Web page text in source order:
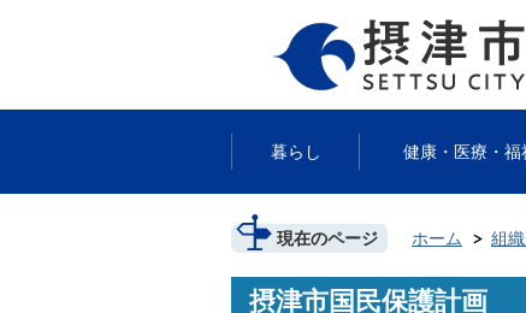
暮らし 健康・医療・福
現在のページ ホーム 組
摂津市国民保護計画